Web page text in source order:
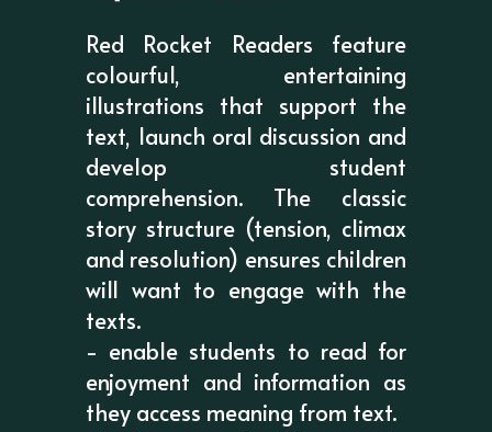
Red Rocket Readers feature
colourful, entertaining
illustrations that support the
text, launch oral discussion and
develop student
comprehension. The classic
story structure (tension, climax
and resolution) ensures children
will want to engage with the
texts.
- enable students to read for
enjoyment and information as
they access meaning from text.